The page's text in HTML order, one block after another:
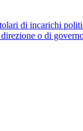
di incarichi
o di